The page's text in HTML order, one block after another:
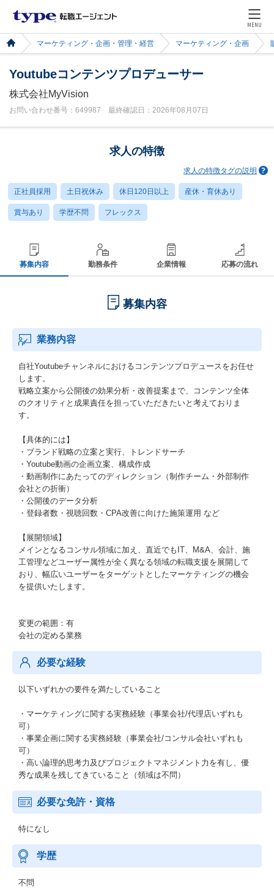
MENU
マーケティング・企画・管理・経営 マーケティング・企画
Youtubeコンテンツプロデューサー
株式会社MyVision
お問い合わせ番号：649987 最終確認日：2026年08月07日
求人の特徴
求人の特徴タグの説明
正社員採用 土日祝休み 休日120日以上 産休・育休あり
賞与あり 学歴不問 フレックス
募集内容 勤務条件 企業情報 応募の流れ
募集内容
業務内容
自社Youtubeチャンネルにおけるコンテンツプロデュースをお任せ
します。
戦略立案から公開後の効果分析・改善提案まで、コンテンツ全体
のクオリティと成果責任を担っていただきたいと考えておりま
す。
【具体的には】
・ブランド戦略の立案と実行、トレンドサーチ
・Youtube動画の企画立案、構成作成
・動画制作にあたってのディレクション（制作チーム・外部制作
会社との折衝）
・公開後のデータ分析
・登録者数・視聴回数・CPA改善に向けた施策運用 など
【展開領域】
メインとなるコンサル領域に加え、直近でもIT、M&A、会計、施
工管理などユーザー属性が全く異なる領域の転職支援を展開して
おり、幅広いユーザーをターゲットとしたマーケティングの機会
を提供いたします。
変更の範囲：有
会社の定める業務
必要な経験
以下いずれかの要件を満たしていること
・マーケティングに関する実務経験（事業会社/代理店いずれも
可）
・事業企画に関する実務経験（事業会社/コンサル会社いずれも
可）
・高い論理的思考力及びプロジェクトマネジメント力を有し、優
秀な成果を残してきていること（領域は不問）
必要な免許・資格
特になし
学歴
不問